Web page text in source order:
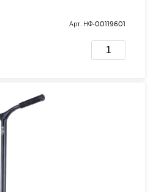
Арт. НФ-00119601